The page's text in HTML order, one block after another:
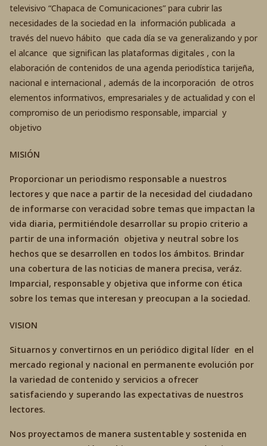
televisivo “Chapaca de Comunicaciones” para cubrir las
necesidades de la sociedad en la información publicada a
través del nuevo hábito que cada día se va generalizando y por
el alcance que significan las plataformas digitales , con la
elaboración de contenidos de una agenda periodística tarijeña,
nacional e internacional , además de la incorporación de otros
elementos informativos, empresariales y de actualidad y con el
compromiso de un periodismo responsable, imparcial y
objetivo
MISIÓN
Proporcionar un periodismo responsable a nuestros
lectores y que nace a partir de la necesidad del ciudadano
de informarse con veracidad sobre temas que impactan la
vida diaria, permitiéndole desarrollar su propio criterio a
partir de una información objetiva y neutral sobre los
hechos que se desarrollen en todos los ámbitos. Brindar
una cobertura de las noticias de manera precisa, veráz.
Imparcial, responsable y objetiva que informe con ética
sobre los temas que interesan y preocupan a la sociedad.
VISION
Situarnos y convertirnos en un periódico digital líder en el
mercado regional y nacional en permanente evolución por
la variedad de contenido y servicios a ofrecer
satisfaciendo y superando las expectativas de nuestros
lectores.
Nos proyectamos de manera sustentable y sostenida en